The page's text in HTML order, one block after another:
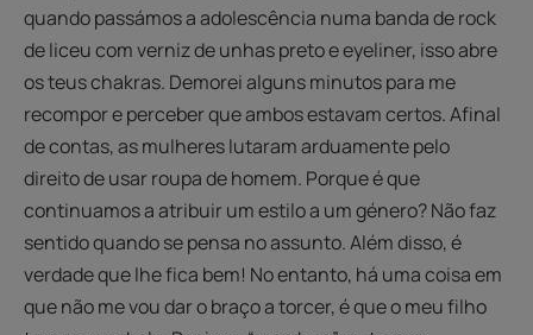
quando passámos a adolescência numa banda de rock
de liceu com verniz de unhas preto e eyeliner, isso abre
os teus chakras. Demorei alguns minutos para me
recompor e perceber que ambos estavam certos. Afinal
de contas, as mulheres lutaram arduamente pelo
direito de usar roupa de homem. Porque é que
continuamos a atribuir um estilo a um género? Não faz
sentido quando se pensa no assunto. Além disso, é
verdade que lhe fica bem! No entanto, há uma coisa em
que não me vou dar o braço a torcer, é que o meu filho